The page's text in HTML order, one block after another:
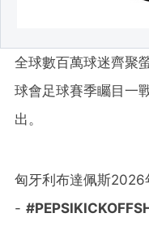
全球數百萬球迷齊聚
球會足球賽季矚目一
出。
匈牙利布達佩斯2026
-